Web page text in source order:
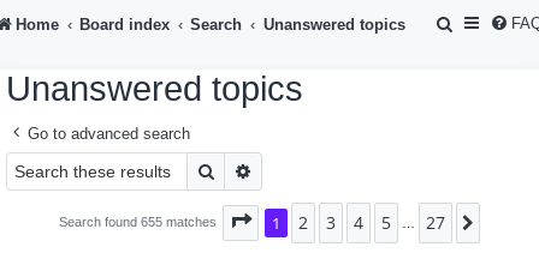
Home Board index Search Unanswered topics
S
Unanswered topics
Go to advanced search
Search
Search found 655 matches Page 1of27
1 2 3 4 5 27